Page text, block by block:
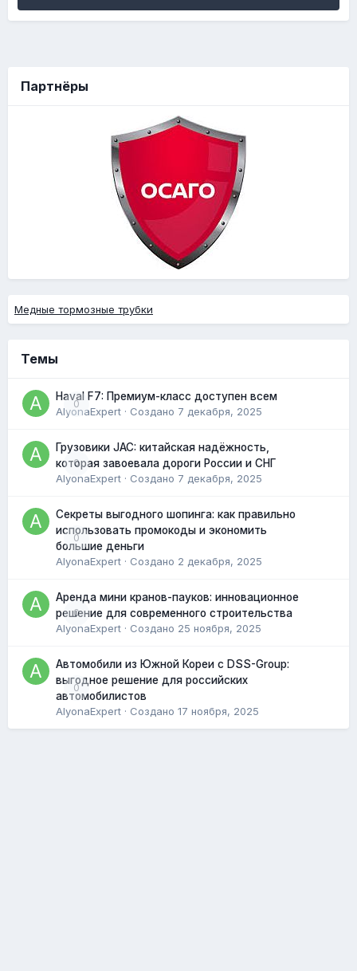
Партнёры
Медные тормозные трубки
Темы
0
Haval F7: Премиум-класс доступен всем
AlyonaExpert · Создано 7 декабря, 2025
0
Грузовики JAC: китайская надёжность,
которая завоевала дороги России и СНГ
AlyonaExpert · Создано 7 декабря, 2025
0
Секреты выгодного шопинга: как правильно
использовать промокоды и экономить
большие деньги
AlyonaExpert · Создано 2 декабря, 2025
0
Аренда мини кранов-пауков: инновационное
решение для современного строительства
AlyonaExpert · Создано 25 ноября, 2025
0
Автомобили из Южной Кореи с DSS-Group:
выгодное решение для российских
автомобилистов
AlyonaExpert · Создано 17 ноября, 2025